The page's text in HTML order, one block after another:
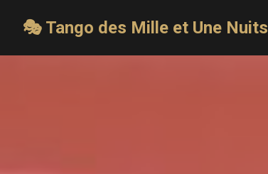
🎭 Tango des Mille et Une Nuits